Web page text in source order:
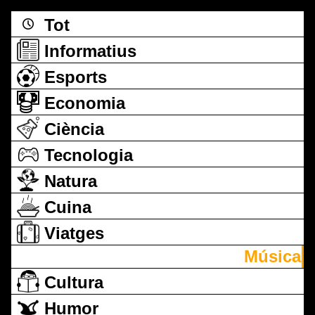
Tot
Informatius
Esports
Economia
Ciència
Tecnologia
Natura
Cuina
Viatges
Música
Cultura
Humor